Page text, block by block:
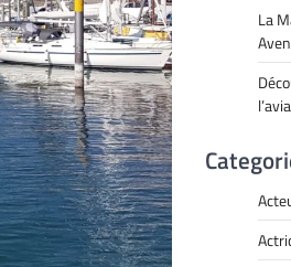
La